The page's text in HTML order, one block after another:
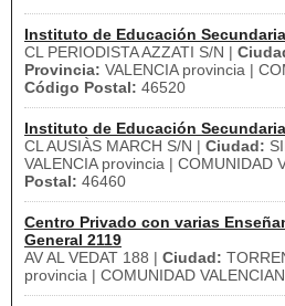
Instituto de Educación
CL PERIODISTA AZZATI S/N |
Provincia: VALENCIA provincia |
Código Postal: 46520
Instituto de Educación
CL AUSIÀS MARCH S/N | Ciudad:
VALENCIA provincia | COMUNIDAD
Postal: 46460
Centro Privado con varias
General 2119
AV AL VEDAT 188 | Ciudad:
provincia | COMUNIDAD